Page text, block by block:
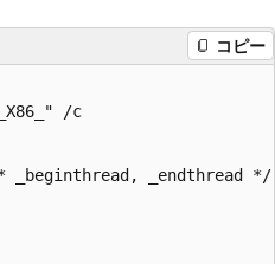
コピー
/c
_endthread */